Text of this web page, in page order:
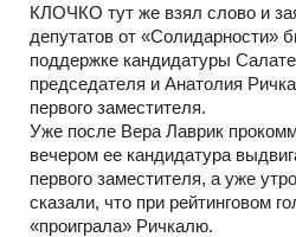
КЛОЧКО тут же взял слово и
депутатов от «Солидарности»
поддержке кандидатуры
председателя и Анатолия
первого заместителя.
Уже после Вера Лаврик
вечером ее кандидатура
первого заместителя, а уже
сказали, что при рейтинговом
«проиграла» Ричкалю.